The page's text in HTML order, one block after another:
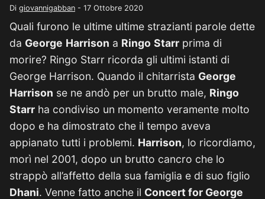
Di giovannigabban - 17 Ottobre 2020
Quali furono le ultime ultime strazianti parole dette
da George Harrison a Ringo Starr prima di
morire? Ringo Starr ricorda gli ultimi istanti di
George Harrison. Quando il chitarrista George
Harrison se ne andò per un brutto male, Ringo
Starr ha condiviso un momento veramente molto
dopo e ha dimostrato che il tempo aveva
appianato tutti i problemi. Harrison, lo ricordiamo,
morì nel 2001, dopo un brutto cancro che lo
strappò all’affetto della sua famiglia e di suo figlio
Dhani. Venne fatto anche il Concert for George